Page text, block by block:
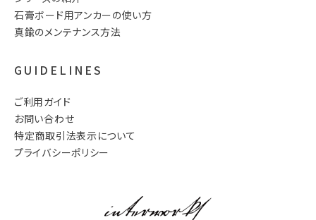
石膏ボード用アンカーの使い方
真鍮のメンテナンス方法
GUIDELINES
ご利用ガイド
お問い合わせ
特定商取引法表示について
プライバシーポリシー